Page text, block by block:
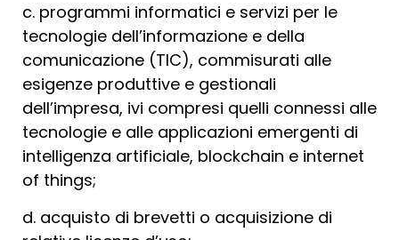
c. programmi informatici e servizi per le
tecnologie dell’informazione e della
comunicazione (TIC), commisurati alle
esigenze produttive e gestionali
dell’impresa, ivi compresi quelli connessi alle
tecnologie e alle applicazioni emergenti di
intelligenza artificiale, blockchain e internet
of things;
d. acquisto di brevetti o acquisizione di